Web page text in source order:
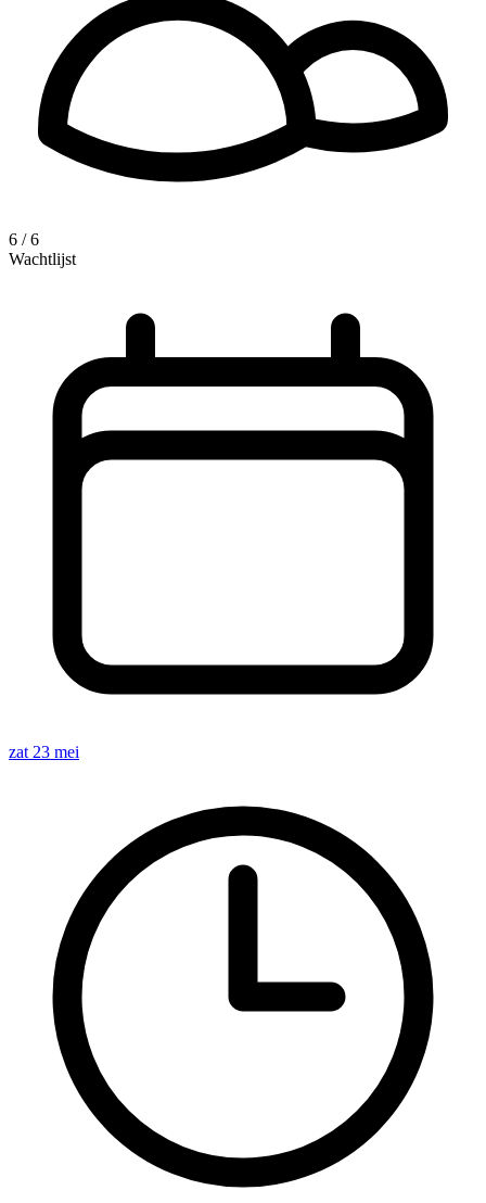
6 / 6
Wachtlijst
zat 23 mei